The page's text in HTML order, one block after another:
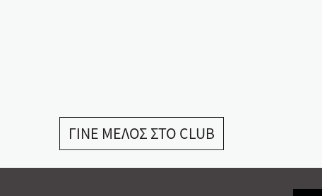
ΓΙΝΕ ΜΕΛΟΣ ΣΤΟ CLUB